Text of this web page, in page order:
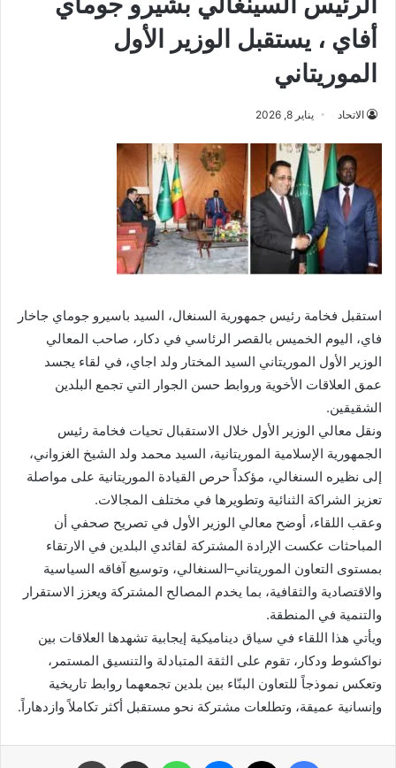
أفاي ، يستقبل الوزير الأول
الموريتاني
الاتحاد يناير 8, 2026
استقبل فخامة رئيس جمهورية السنغال، السيد باسيرو جوماي جاخار
فاي، اليوم الخميس بالقصر الرئاسي في دكار، صاحب المعالي
الوزير الأول الموريتاني السيد المختار ولد اجاي، في لقاء يجسد
عمق العلاقات الأخوية وروابط حسن الجوار التي تجمع البلدين
الشقيقين.
ونقل معالي الوزير الأول خلال الاستقبال تحيات فخامة رئيس
الجمهورية الإسلامية الموريتانية، السيد محمد ولد الشيخ الغزواني،
إلى نظيره السنغالي، مؤكداً حرص القيادة الموريتانية على مواصلة
تعزيز الشراكة الثنائية وتطويرها في مختلف المجالات.
وعقب اللقاء، أوضح معالي الوزير الأول في تصريح صحفي أن
المباحثات عكست الإرادة المشتركة لقائدي البلدين في الارتقاء
بمستوى التعاون الموريتاني–السنغالي، وتوسيع آفاقه السياسية
والاقتصادية والثقافية، بما يخدم المصالح المشتركة ويعزز الاستقرار
والتنمية في المنطقة.
ويأتي هذا اللقاء في سياق ديناميكية إيجابية تشهدها العلاقات بين
نواكشوط ودكار، تقوم على الثقة المتبادلة والتنسيق المستمر،
وتعكس نموذجاً للتعاون البنّاء بين بلدين تجمعهما روابط تاريخية
وإنسانية عميقة، وتطلعات مشتركة نحو مستقبل أكثر تكاملاً وازدهاراً.
فيسبوك ماسنجر واتساب مشاركة عبر البريد